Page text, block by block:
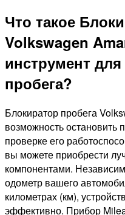
Что такое
Volkswagen
инструмент
пробега?
Блокиратор пробега
возможность остановить
проверке его
вы можете приобрести
компонентами.
одометр вашего
километрах (км),
эффективно. Прибор